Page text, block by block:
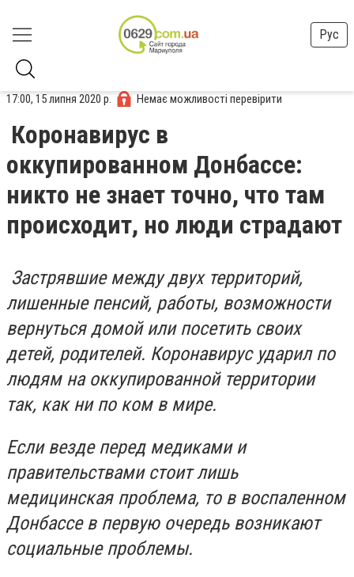
Рус
17:00, 15 липня 2020 р. Немає можливості перевірити
Коронавирус в
оккупированном Донбассе:
никто не знает точно, что там
происходит, но люди страдают
Застрявшие между двух территорий,
лишенные пенсий, работы, возможности
вернуться домой или посетить своих
детей, родителей. Коронавирус ударил по
людям на оккупированной территории
так, как ни по ком в мире.
Если везде перед медиками и
правительствами стоит лишь
медицинская проблема, то в воспаленном
Донбассе в первую очередь возникают
социальные проблемы.